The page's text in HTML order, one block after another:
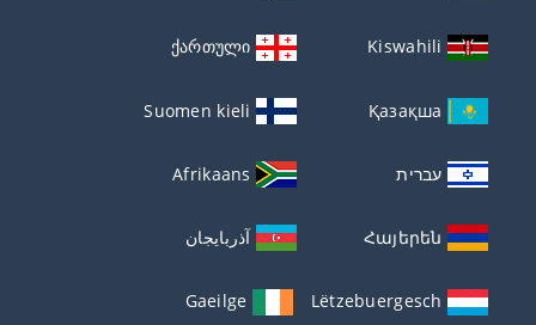
Kiswahili
ქართული
Қазақша
Suomen kieli
עברית Afrikaans
Հայերեն آذربايجان
Lëtzebuergesch
Gaeilge